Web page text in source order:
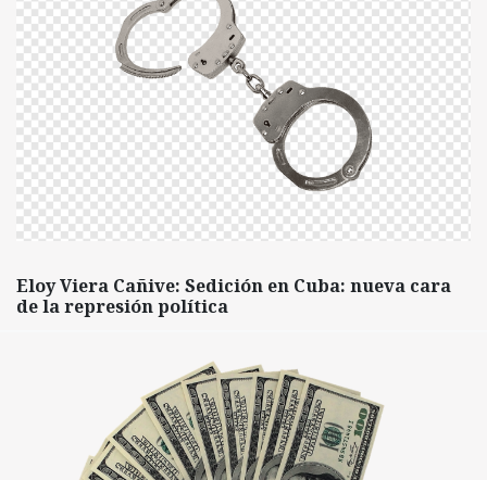
Eloy Viera Cañive: Sedición en Cuba: nueva cara
de la represión política